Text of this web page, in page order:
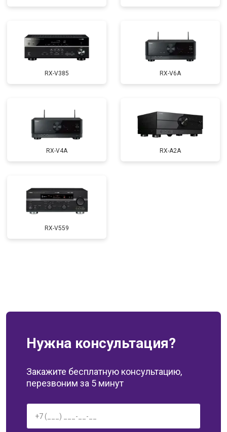
RX-V385 RX-V6A
RX-V4A RX-A2A
RX-V559
Нужна консультация?
Закажите бесплатную консультацию,
перезвоним за 5 минут